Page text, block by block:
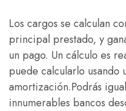
Los cargos se calculan
principal prestado, y
un pago. Un cálculo es
puede calcularlo usando
amortización.Podrás
innumerables bancos